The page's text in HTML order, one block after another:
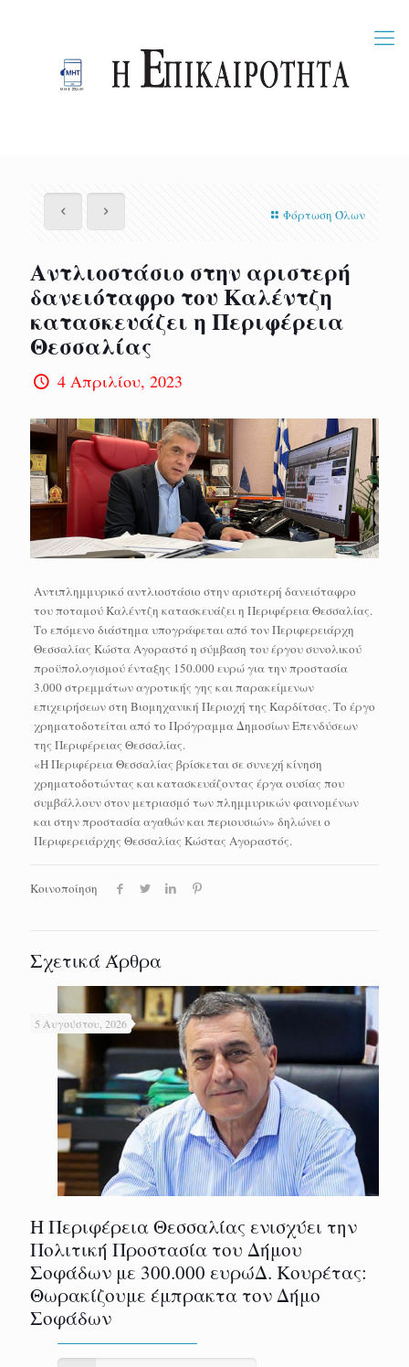
Φόρτωση Όλων
Αντλιοστάσιο στην αριστερή
δανειόταφρο του Καλέντζη
κατασκευάζει η Περιφέρεια
Θεσσαλίας
4 Απριλίου, 2023
Αντιπλημμυρικό αντλιοστάσιο στην αριστερή δανειόταφρο
του ποταμού Καλέντζη κατασκευάζει η Περιφέρεια Θεσσαλίας.
Το επόμενο διάστημα υπογράφεται από τον Περιφερειάρχη
Θεσσαλίας Κώστα Αγοραστό η σύμβαση του έργου συνολικού
προϋπολογισμού ένταξης 150.000 ευρώ για την προστασία
3.000 στρεμμάτων αγροτικής γης και παρακείμενων
επιχειρήσεων στη Βιομηχανική Περιοχή της Καρδίτσας. Το έργο
χρηματοδοτείται από το Πρόγραμμα Δημοσίων Επενδύσεων
της Περιφέρειας Θεσσαλίας.
«Η Περιφέρεια Θεσσαλίας βρίσκεται σε συνεχή κίνηση
χρηματοδοτώντας και κατασκευάζοντας έργα ουσίας που
συμβάλλουν στον μετριασμό των πλημμυρικών φαινομένων
και στην προστασία αγαθών και περιουσιών» δηλώνει ο
Περιφερειάρχης Θεσσαλίας Κώστας Αγοραστός.
Κοινοποίηση
Σχετικά Άρθρα
5 Αυγούστου, 2026
Η Περιφέρεια Θεσσαλίας ενισχύει την
Πολιτική Προστασία του Δήμου
Σοφάδων με 300.000 ευρώΔ. Κουρέτας:
Θωρακίζουμε έμπρακτα τον Δήμο
Σοφάδων